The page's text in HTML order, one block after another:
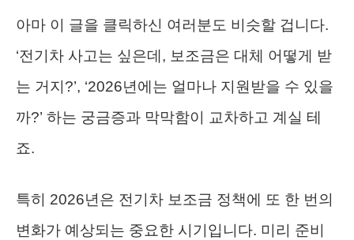
아마 이 글을 클릭하신 여러분도 비슷할 겁니다.
‘전기차 사고는 싶은데, 보조금은 대체 어떻게 받
는 거지?’, ‘2026년에는 얼마나 지원받을 수 있을
까?’ 하는 궁금증과 막막함이 교차하고 계실 테
죠.
특히 2026년은 전기차 보조금 정책에 또 한 번의
변화가 예상되는 중요한 시기입니다. 미리 준비